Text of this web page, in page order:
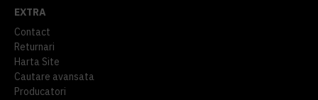
EXTRA
Contact
Returnari
Harta Site
Cautare avansata
Producatori